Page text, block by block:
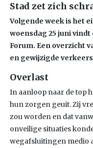
Stad zet zich
Volgende week is het
woensdag 25 juni vindt
Forum. Een overzicht
en gewijzigde
Overlast
In aanloop naar de top
hun zorgen geuit. Zij
zou worden en dat
onveilige situaties
wegafsluitingen medio